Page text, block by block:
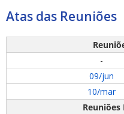
Atas das Reuniões
-
09/jun
10/mar